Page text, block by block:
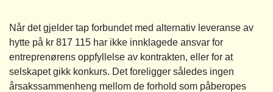
Når det gjelder tap forbundet med alternativ leveranse av
hytte på kr 817 115 har ikke innklagede ansvar for
entreprenørens oppfyllelse av kontrakten, eller for at
selskapet gikk konkurs. Det foreligger således ingen
årsakssammenheng mellom de forhold som påberopes